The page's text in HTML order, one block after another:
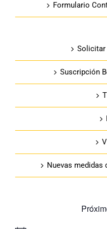
Formulario
Solicitar
Suscripción
Nuevas medidas